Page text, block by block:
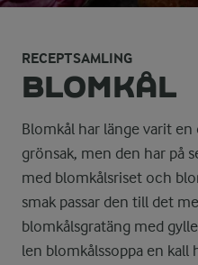
RECEPTSAMLING
BLOMKÅL
Blomkål har länge varit
grönsak, men den har på
med blomkålsriset och
smak passar den till det
blomkålsgratäng med
len blomkålssoppa en kall